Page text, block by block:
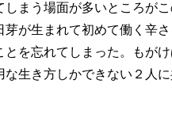
まう場面が多いところが
が生まれて初めて働く辛
を忘れてしまった。もがけ
生き方しかできない２人に